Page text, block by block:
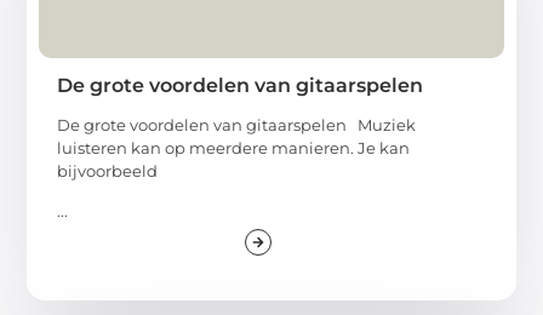
De grote voordelen van gitaarspelen
De grote voordelen van gitaarspelen Muziek
luisteren kan op meerdere manieren. Je kan
bijvoorbeeld
...